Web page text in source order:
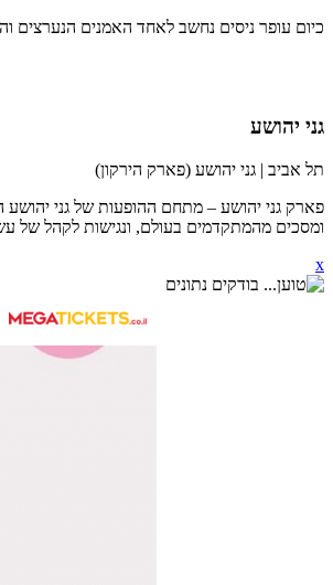
כיום עופר ניסים נחשב לאחד האמנים הנערצים
גני יהושע
תל אביב | גני יהושע (פארק הירקון)
פארק גני יהושע – מתחם ההופעות של גני
ומסכים מהמתקדמים בעולם, ונגישות לקהל של
x
נראה שישנה בעיית תקשורת